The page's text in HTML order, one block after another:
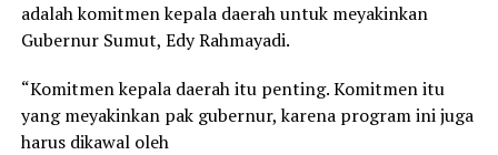
adalah komitmen kepala daerah untuk meyakinkan
Gubernur Sumut, Edy Rahmayadi.
“Komitmen kepala daerah itu penting. Komitmen itu
yang meyakinkan pak gubernur, karena program ini juga
harus dikawal oleh